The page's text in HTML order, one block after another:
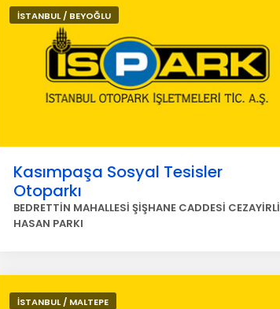
İSTANBUL / BEYOĞLU
Kasımpaşa Sosyal Tesisler
Otoparkı
BEDRETTİN MAHALLESİ ŞİŞHANE CADDESİ CEZAYİRLİ
HASAN PARKI
İSTANBUL / MALTEPE